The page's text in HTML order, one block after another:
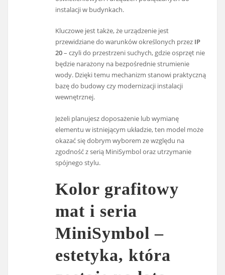
instalacji w budynkach.
Kluczowe jest także, że urządzenie jest
przewidziane do warunków określonych przez IP
20– czyli do przestrzeni suchych, gdzie osprzęt nie
będzie narażony na bezpośrednie strumienie
wody. Dzięki temu mechanizm stanowi praktyczną
bazę do budowy czy modernizacji instalacji
wewnętrznej.
Jeżeli planujesz doposażenie lub wymianę
elementu w istniejącym układzie, ten model może
okazać się dobrym wyborem ze względu na
zgodność z serią MiniSymbol oraz utrzymanie
spójnego stylu.
Kolor grafitowy
mat i seria
MiniSymbol –
estetyka, która